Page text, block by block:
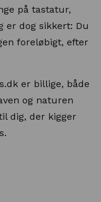
på tastatur,
er dog sikkert: Du
foreløbigt, efter
er billige, både
og naturen
dig, der kigger